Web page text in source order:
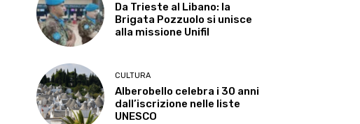
Da Trieste al Libano: la
Brigata Pozzuolo si unisce
alla missione Unifil
CULTURA
Alberobello celebra i 30 anni
dall’iscrizione nelle liste
UNESCO